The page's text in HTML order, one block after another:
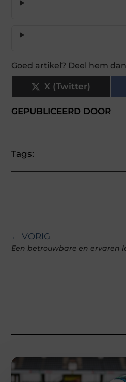
Goed artikel? Deel hem
X (Twitter)
GEPUBLICEERD DOOR
Tags:
← VORIG
Een betrouwbare en ervaren